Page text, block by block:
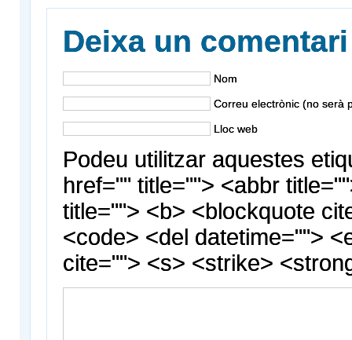
Deixa un comentari
Nom
Correu electrònic (no serà
Lloc web
Podeu utilitzar aquestes
href="" title=""> <abbr
title=""> <b> <blockquote
<code> <del datetime="">
cite=""> <s> <strike>